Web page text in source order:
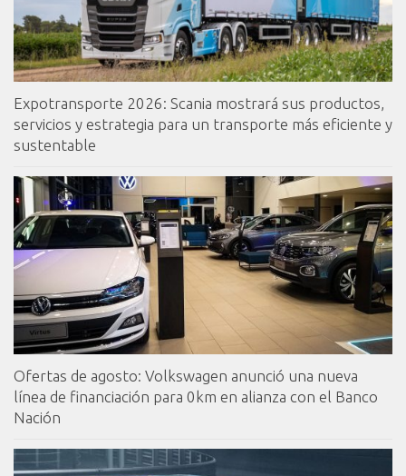
Expotransporte 2026: Scania mostrará sus productos,
servicios y estrategia para un transporte más eficiente y
sustentable
Ofertas de agosto: Volkswagen anunció una nueva
línea de financiación para 0km en alianza con el Banco
Nación